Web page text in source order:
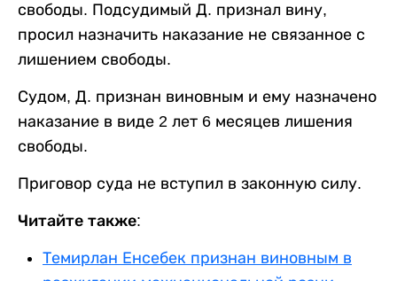
свободы. Подсудимый Д. признал вину,
просил назначить наказание не связанное с
лишением свободы.
Судом, Д. признан виновным и ему назначено
наказание в виде 2 лет 6 месяцев лишения
свободы.
Приговор суда не вступил в законную силу.
Читайте также:
Темирлан Енсебек признан виновным в